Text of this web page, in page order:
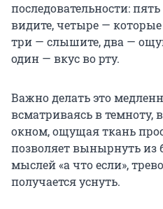
последовательности:
видите, четыре —
три — слышите, два —
один — вкус во рту.
Важно делать это
всматриваясь в темноту,
окном, ощущая ткань
позволяет вынырнуть из
мыслей «а что если»,
получается уснуть.